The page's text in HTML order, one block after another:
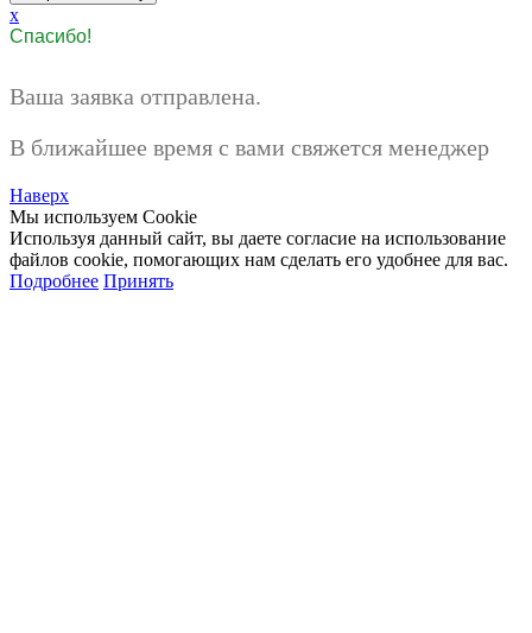
x
Спасибо!
Ваша заявка отправлена.
В ближайшее время с вами свяжется менеджер
Наверх
Мы используем Cookie
Используя данный сайт, вы даете согласие на использование
файлов cookie, помогающих нам сделать его удобнее для вас.
Подробнее Принять